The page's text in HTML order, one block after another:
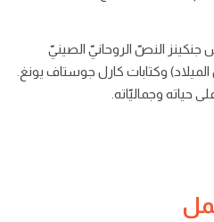
النصّ الروحانيّ الصينيّ
آي تشينغ (750-1000 قبل الميلاد) وكتابات كارل جوستاف يونغ.
حياته وجماليّاته.